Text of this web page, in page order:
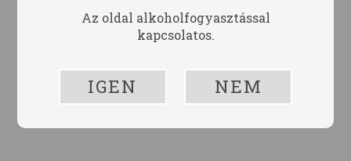
Az oldal alkoholfogyasztással
kapcsolatos.
IGEN NEM